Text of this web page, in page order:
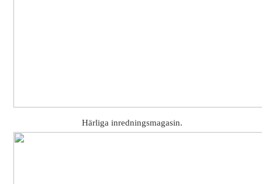
Härliga inredningsmagasin.